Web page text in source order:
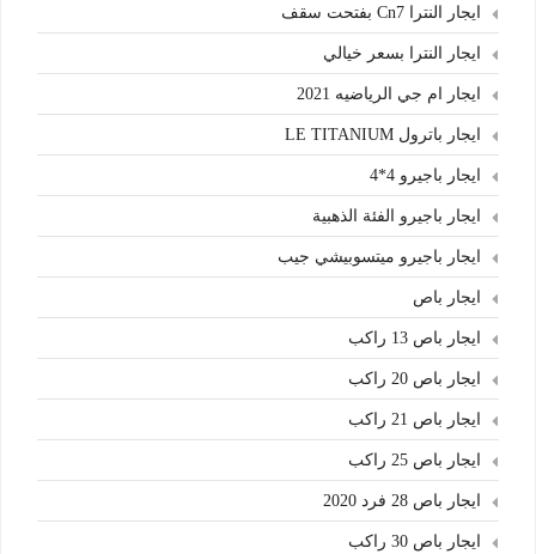
ايجار النترا Cn7 بفتحت سقف
ايجار النترا بسعر خيالي
ايجار ام جي الرياضيه 2021
ايجار باترول LE TITANIUM
ايجار باجيرو 4*4
ايجار باجيرو الفئة الذهبية
ايجار باجيرو ميتسوبيشي جيب
ايجار باص
ايجار باص 13 راكب
ايجار باص 20 راكب
ايجار باص 21 راكب
ايجار باص 25 راكب
ايجار باص 28 فرد 2020
ايجار باص 30 راكب